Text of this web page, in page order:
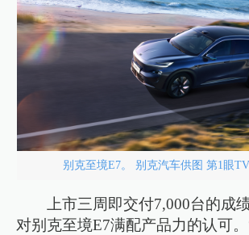
别克至境E7。 别克汽车供图 第1眼
上市三周即交付7,000台的成
对别克至境E7满配产品力的认可